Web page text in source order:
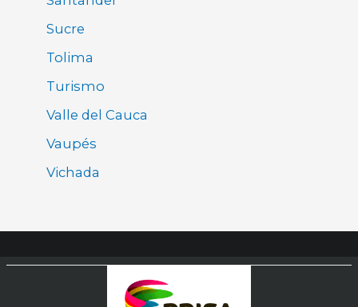
Sucre
Tolima
Turismo
Valle del Cauca
Vaupés
Vichada